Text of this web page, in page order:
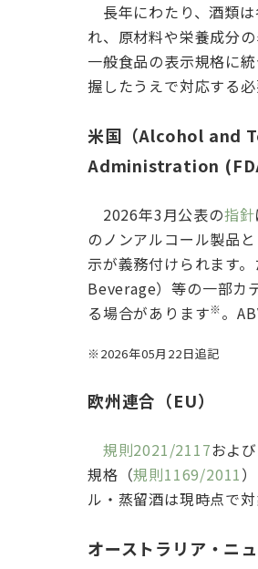
長年にわたり、酒類
れ、原材料や栄養成分
一般食品の表示規格に
握したうえで対応する必
米国（Alcohol and
Administration
2026年3月公表の指針
のノンアルコール製品
示が義務付けられます
Beverage）等の一部カ
る場合があります※。
※2026年05月22日追記
欧州連合（EU）
規則2021/2117および
規格（規則1169/2011
ル・蒸留酒は現時点で
オーストラリア・ニ